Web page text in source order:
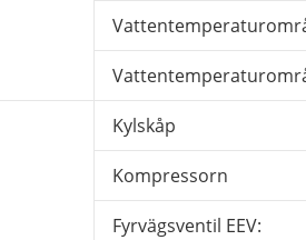
Kylskåp
Kompressorn
Fyrvägsventil EEV: